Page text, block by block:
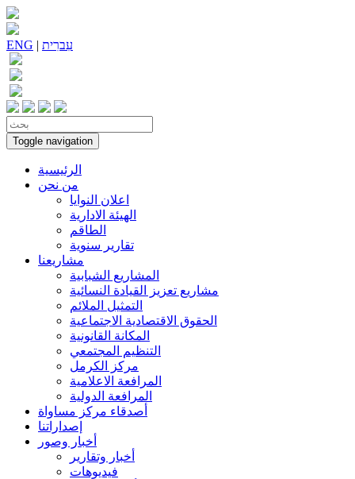
ENG | עִברִית
Toggle navigation
الرئيسية
من نحن
اعلان النوايا
الهيئة الادارية
الطاقم
تقارير سنوية
مشاريعنا
المشاريع الشبابية
مشاريع تعزيز القيادة النسائية
التمثيل الملائم
الحقوق الاقتصادية الاجتماعية
المكانة القانونية
التنظيم المجتمعي
مركز الكرمل
المرافعة الاعلامية
المرافعة الدولية
أصدقاء مركز مساواة
إصداراتنا
أخبار وصور
أخبار وتقارير
فيديوهات